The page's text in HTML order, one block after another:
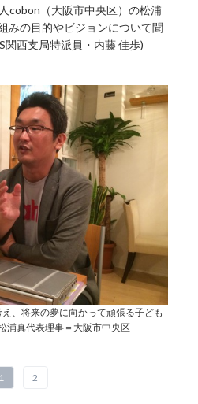
cobon（大阪市中央区）の松浦
みの目的やビジョンについて聞
関西支局特派員・内藤 佳歩)
え、将来の夢に向かって頑張る子ども
浦真代表理事＝大阪市中央区
1 2